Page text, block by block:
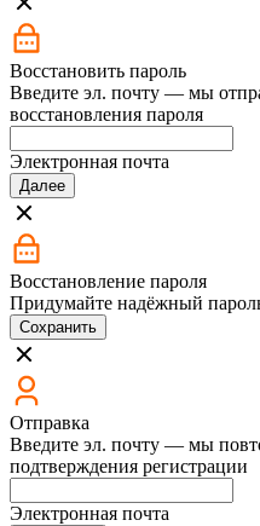
Восстановить пароль
Введите эл. почту — мы
восстановления пароля
Электронная почта
Далее
Восстановление пароля
Придумайте надёжный
Сохранить
Отправка
Введите эл. почту — мы
подтверждения регистрации
Электронная почта